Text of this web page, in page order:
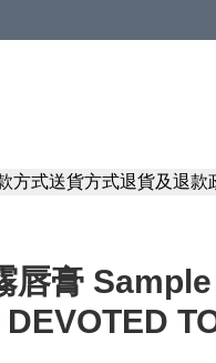
方式送貨方式退貨及退款
唇膏